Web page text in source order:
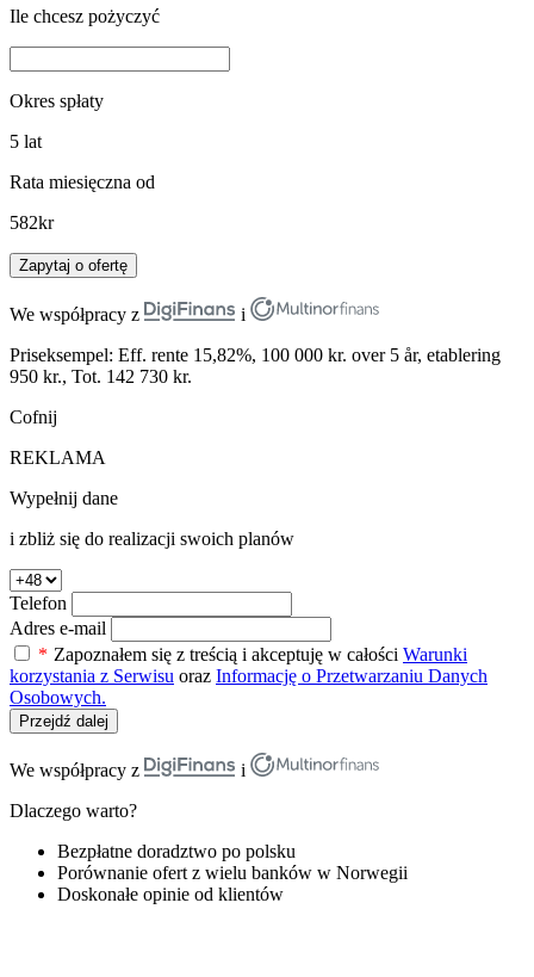
Ile chcesz pożyczyć
Okres spłaty
5 lat
Rata miesięczna od
582kr
Zapytaj o ofertę
We współpracy z
i
Priseksempel: Eff. rente 15,82%, 100 000 kr. over 5 år, etablering
950 kr., Tot. 142 730 kr.
Cofnij
REKLAMA
Wypełnij dane
i zbliż się do realizacji swoich planów
Telefon
Adres e-mail
* Zapoznałem się z treścią i akceptuję w całości Warunki
korzystania z Serwisu oraz Informację o Przetwarzaniu Danych
Osobowych.
Przejdź dalej
We współpracy z
i
Dlaczego warto?
Bezpłatne doradztwo po polsku
Porównanie ofert z wielu banków w Norwegii
Doskonałe opinie od klientów